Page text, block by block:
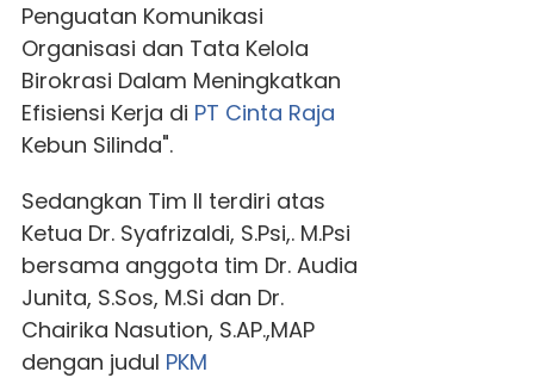
Penguatan Komunikasi
Organisasi dan Tata Kelola
Birokrasi Dalam Meningkatkan
Efisiensi Kerja di PT Cinta Raja
Kebun Silinda".
Sedangkan Tim II terdiri atas
Ketua Dr. Syafrizaldi, S.Psi,. M.Psi
bersama anggota tim Dr. Audia
Junita, S.Sos, M.Si dan Dr.
Chairika Nasution, S.AP.,MAP
dengan judul PKM